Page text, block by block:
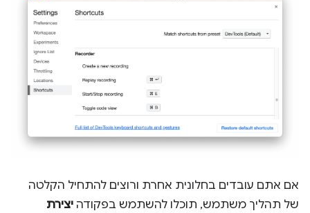
אם אתם עובדים בחלונית אחרת ורוצים להתחיל הקלטה
של תהליך משתמש, תוכלו להשתמש בפקודה יצירת